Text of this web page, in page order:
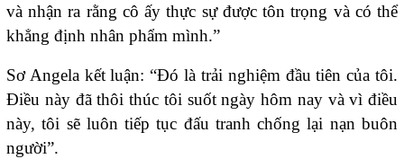
và nhận ra rằng cô ấy thực sự được tôn trọng và có thể
khẳng định nhân phẩm mình.”
Sơ Angela kết luận: “Đó là trải nghiệm đầu tiên của tôi.
Điều này đã thôi thúc tôi suốt ngày hôm nay và vì điều
này, tôi sẽ luôn tiếp tục đấu tranh chống lại nạn buôn
người”.